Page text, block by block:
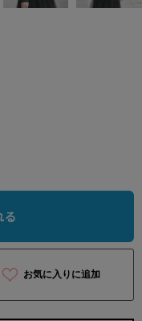
お気に入りに追加